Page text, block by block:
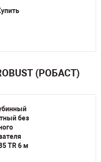
(РОБАСТ)
без
TR 6 м